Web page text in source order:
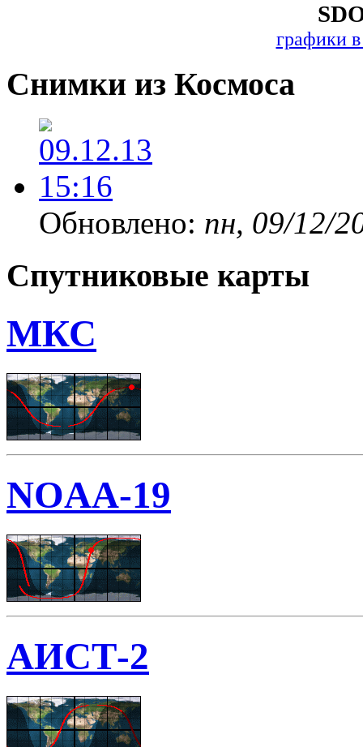
графики
Снимки из Космоса
Обновлено: пн, 09/12/
Спутниковые карты
МКС
NOAA-19
АИСТ-2